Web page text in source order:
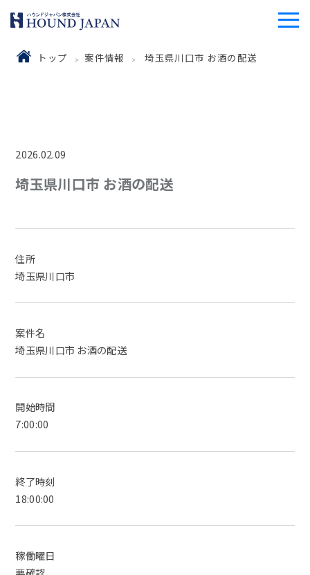
トップ 案件情報 埼玉県川口市 お酒の配送
2026.02.09
埼玉県川口市 お酒の配送
住所
埼玉県川口市
案件名
埼玉県川口市 お酒の配送
開始時間
7:00:00
終了時刻
18:00:00
稼働曜日